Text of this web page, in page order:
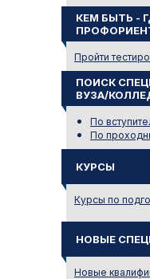
КЕМ БЫТЬ -
Пройти
ПОИСК
ВУЗА/
По
По
КУРСЫ
Курсы по
НОВЫЕ
Новые